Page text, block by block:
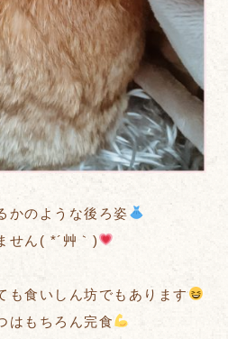
かのような後ろ姿
せん( *´艸｀)
も食いしん坊でもあります
はもちろん完食